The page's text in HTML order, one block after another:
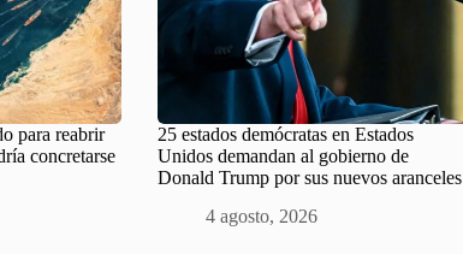
para reabrir
concretarse
25 estados demócratas en Estados
Unidos demandan al gobierno de
Donald Trump por sus nuevos aranceles
4 agosto, 2026